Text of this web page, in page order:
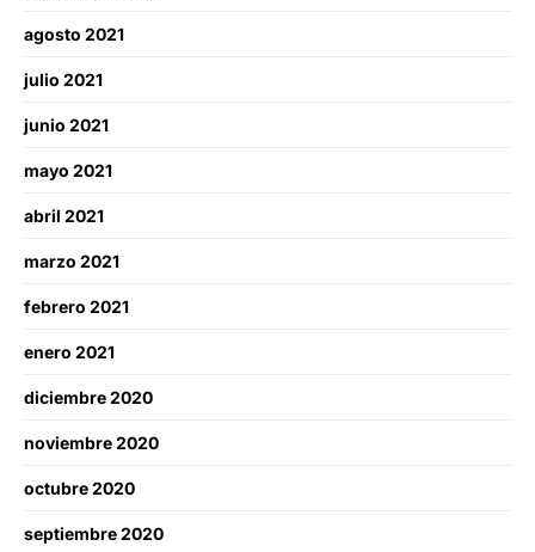
agosto 2021
julio 2021
junio 2021
mayo 2021
abril 2021
marzo 2021
febrero 2021
enero 2021
diciembre 2020
noviembre 2020
octubre 2020
septiembre 2020